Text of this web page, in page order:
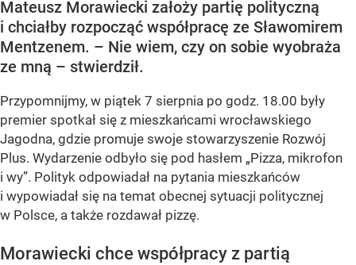
Mateusz Morawiecki założy partię polityczną
i chciałby rozpocząć współpracę ze Sławomirem
Mentzenem. – Nie wiem, czy on sobie wyobraża
ze mną – stwierdził.
Przypomnijmy, w piątek 7 sierpnia po godz. 18.00 były
premier spotkał się z mieszkańcami wrocławskiego
Jagodna, gdzie promuje swoje stowarzyszenie Rozwój
Plus. Wydarzenie odbyło się pod hasłem „Pizza, mikrofon
i wy”. Polityk odpowiadał na pytania mieszkańców
i wypowiadał się na temat obecnej sytuacji politycznej
w Polsce, a także rozdawał pizzę.
Morawiecki chce współpracy z partią